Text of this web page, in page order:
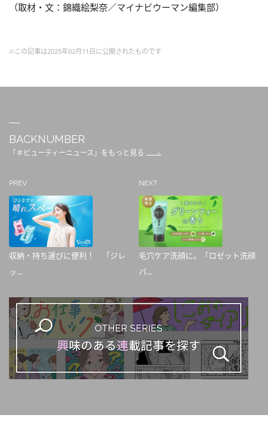
（取材・文：錦織絵梨奈／マイナビウーマン編集部）
※この記事は2025年02月11日に公開されたものです
BACKNUMBER
「＃ビューティーニュース」をもっと見る
PREV
収納・持ち運びに便利！ 「ジレ
ッ...
NEXT
毛穴ケア洗顔に。「ロゼット洗顔
パ...